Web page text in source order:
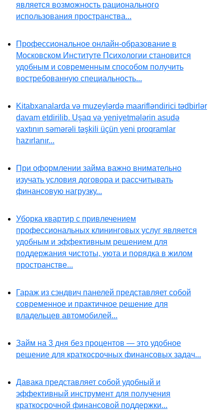
является возможность рационального
использования пространства...
Профессиональное онлайн-образование в
Московском Институте Психологии становится
удобным и современным способом получить
востребованную специальность...
Kitabxanalarda və muzeylərdə maarifləndirici tədbirlər
davam etdirilib. Uşaq və yeniyetmələrin asudə
vaxtının səmərəli təşkili üçün yeni proqramlar
hazırlanır...
При оформлении займа важно внимательно
изучать условия договора и рассчитывать
финансовую нагрузку...
Уборка квартир с привлечением
профессиональных клининговых услуг является
удобным и эффективным решением для
поддержания чистоты, уюта и порядка в жилом
пространстве...
Гараж из сэндвич панелей представляет собой
современное и практичное решение для
владельцев автомобилей...
Займ на 3 дня без процентов — это удобное
решение для краткосрочных финансовых задач...
Давака представляет собой удобный и
эффективный инструмент для получения
краткосрочной финансовой поддержки...